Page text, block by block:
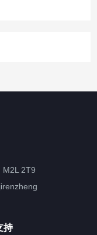
M2L 2T9
持